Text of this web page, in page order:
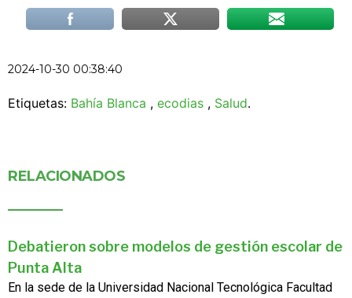
2024-10-30 00:38:40
Etiquetas: Bahía Blanca , ecodias , Salud.
RELACIONADOS
Debatieron sobre modelos de gestión escolar de
Punta Alta
En la sede de la Universidad Nacional Tecnológica Facultad